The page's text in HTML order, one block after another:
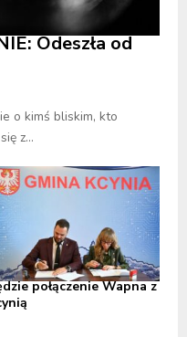
Odeszła od
o kimś bliskim, kto
z...
połączenie Wapna z